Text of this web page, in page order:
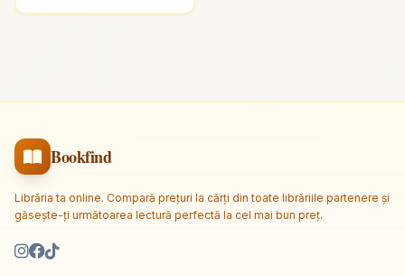
Bookfind
Librăria ta online. Compară prețuri la cărți din toate librăriile partenere și
găsește-ți următoarea lectură perfectă la cel mai bun preț.